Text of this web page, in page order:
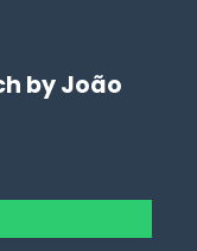
by João